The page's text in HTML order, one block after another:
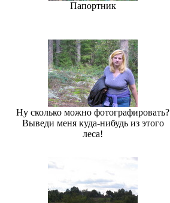
Папортник
Ну сколько можно фотографировать?
Выведи меня куда-нибудь из этого
леса!